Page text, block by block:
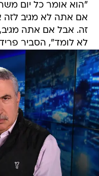
"הוא אומר כל יום
אם אתה לא מגיב
זה. אבל אם אתה
לא לומד", הסביר